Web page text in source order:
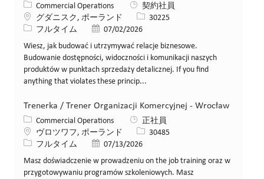
カテゴリー
Commercial Operations
契約社員
場所グダニスク, ポーランド 求人ID30225
役職フルタイム 投稿日07/02/2026
Wiesz, jak budować i utrzymywać relacje biznesowe.
Budowanie dostępności, widoczności i komunikacji naszych
produktów w punktach sprzedaży detalicznej. If you find
anything that violates these princip...
Trenerka / Trener Organizacji Komercyjnej - Wrocław
カテゴリー
Commercial Operations
正社員
場所ヴロツワフ, ポーランド 求人ID30485
役職フルタイム 投稿日07/13/2026
Masz doświadczenie w prowadzeniu on the job training oraz w
przygotowywaniu programów szkoleniowych. Masz